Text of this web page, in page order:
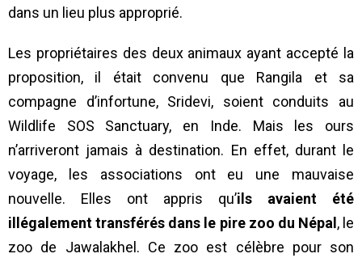
dans un lieu plus approprié.
Les propriétaires des deux animaux ayant accepté la
proposition, il était convenu que Rangila et sa
compagne d’infortune, Sridevi, soient conduits au
Wildlife SOS Sanctuary, en Inde. Mais les ours
n’arriveront jamais à destination. En effet, durant le
voyage, les associations ont eu une mauvaise
nouvelle. Elles ont appris qu’ils avaient été
illégalement transférés dans le pire zoo du Népal , le
zoo de Jawalakhel. Ce zoo est célèbre pour son